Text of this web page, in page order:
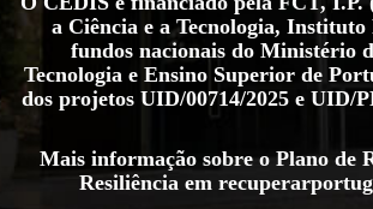
a Ciência e a Tecnologia,
fundos nacionais do Ministério
Tecnologia e Ensino Superior de
dos projetos UID/00714/2025 e UID/
Mais informação sobre o Plano de
Resiliência em